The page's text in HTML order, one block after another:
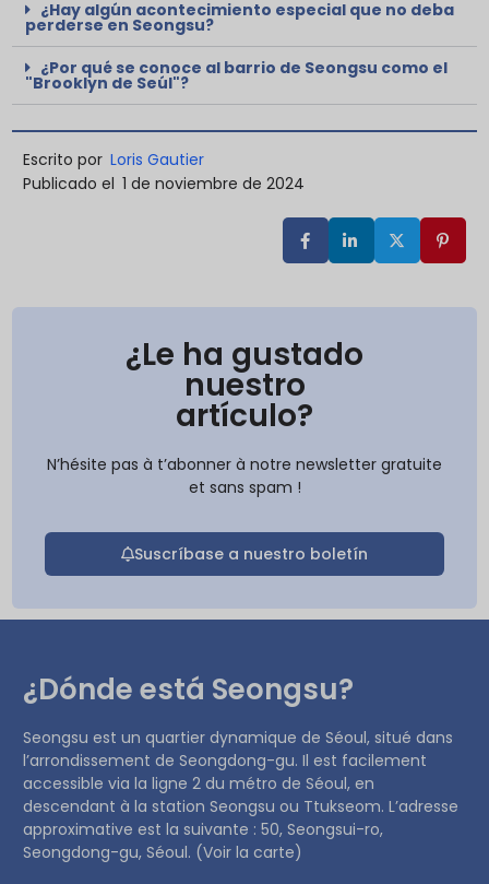
¿Hay algún acontecimiento especial que no deba
perderse en Seongsu?
¿Por qué se conoce al barrio de Seongsu como el
"Brooklyn de Seúl"?
Escrito por Loris Gautier
Publicado el 1 de noviembre de 2024
¿Le ha gustado
nuestro
artículo?
N’hésite pas à t’abonner à notre newsletter gratuite
et sans spam !
Suscríbase a nuestro boletín
¿Dónde está Seongsu?
Seongsu est un quartier dynamique de Séoul, situé dans
l’arrondissement de Seongdong-gu. Il est facilement
accessible via la ligne 2 du métro de Séoul, en
descendant à la station Seongsu ou Ttukseom. L’adresse
approximative est la suivante : 50, Seongsui-ro,
Seongdong-gu, Séoul. (Voir la carte)